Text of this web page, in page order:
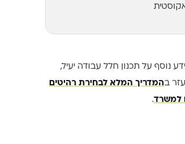
נוסף על תכנון חלל עבודה יעיל,
בהמדריך המלא לבחירת רהיטים
למשרד.